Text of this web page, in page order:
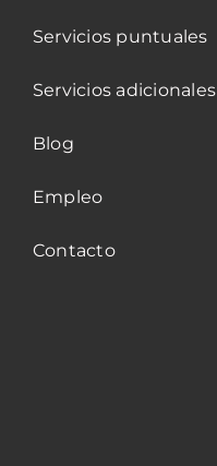
Servicios puntuales
Servicios adicionales
Blog
Empleo
Contacto